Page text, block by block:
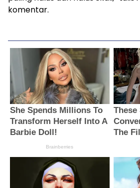
komentar.